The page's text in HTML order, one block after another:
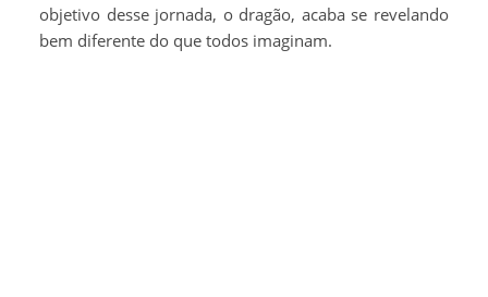
objetivo desse jornada, o dragão, acaba se revelando
bem diferente do que todos imaginam.